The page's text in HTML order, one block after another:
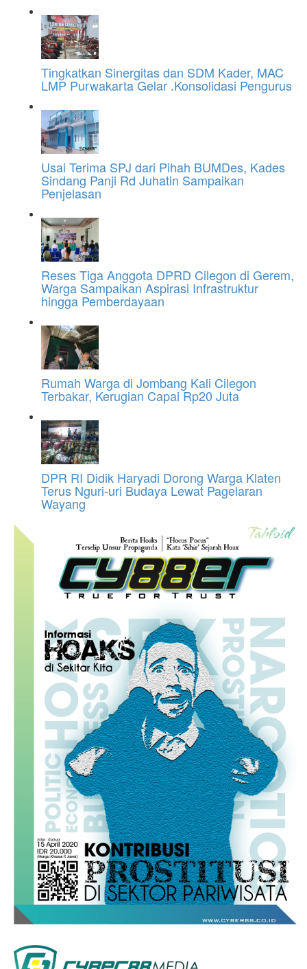
Tingkatkan Sinergitas dan SDM Kader, MAC
LMP Purwakarta Gelar .Konsolidasi Pengurus
Usai Terima SPJ dari Pihah BUMDes, Kades
Sindang Panji Rd Juhatin Sampaikan
Penjelasan
Reses Tiga Anggota DPRD Cilegon di Gerem,
Warga Sampaikan Aspirasi Infrastruktur
hingga Pemberdayaan
Rumah Warga di Jombang Kali Cilegon
Terbakar, Kerugian Capai Rp20 Juta
DPR RI Didik Haryadi Dorong Warga Klaten
Terus Nguri-uri Budaya Lewat Pagelaran
Wayang